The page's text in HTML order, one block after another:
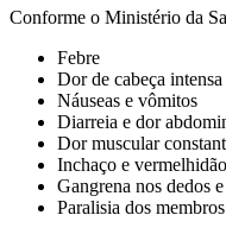
Conforme o Ministério da
Febre
Dor de cabeça intensa
Náuseas e vômitos
Diarreia e dor
Dor muscular
Inchaço e
Gangrena nos dedos
Paralisia dos